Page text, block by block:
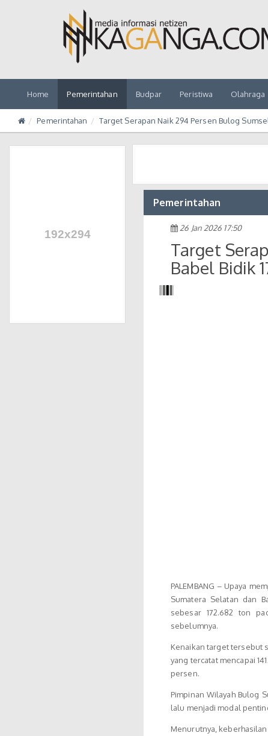
Home Pemerintahan Budpar Peristiwa Olahraga
Pemerintahan Target Serapan Naik 294 Persen Bulog
Pemerintahan
26 Jan 2026 17:50
Target
Babel Bidik
PALEMBANG – Upaya
Sumatera Selatan dan
sebesar 172.682 ton
sebelumnya.
Kenaikan target tersebut
yang tercatat mencapai
persen.
Pimpinan Wilayah Bulog
lalu menjadi modal
Menurutnya,